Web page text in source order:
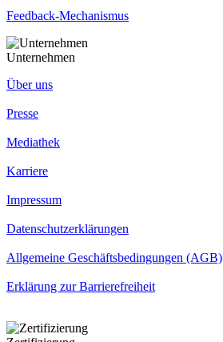
Feedback-Mechanismus
Unternehmen
Über uns
Presse
Mediathek
Karriere
Impressum
Datenschutzerklärungen
Allgemeine Geschäftsbedingungen (AGB)
Erklärung zur Barrierefreiheit